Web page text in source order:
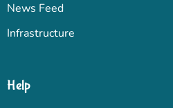
News Feed
Infrastructure
Help